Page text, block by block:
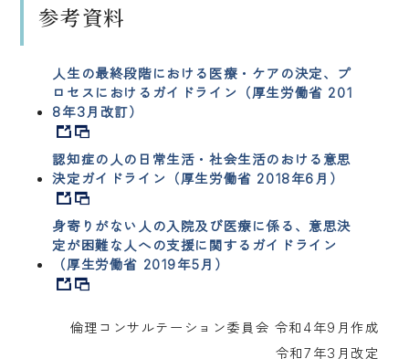
参考資料
人生の最終段階における医療・ケアの決定、プ
ロセスにおけるガイドライン（厚生労働省 201
8年3月改訂）
認知症の人の日常生活・社会生活のおける意思
決定ガイドライン（厚生労働省 2018年6月）
身寄りがない人の入院及び医療に係る、意思決
定が困難な人への支援に関するガイドライン
（厚生労働省 2019年5月）
倫理コンサルテーション委員会 令和4年9月作成
令和7年3月改定